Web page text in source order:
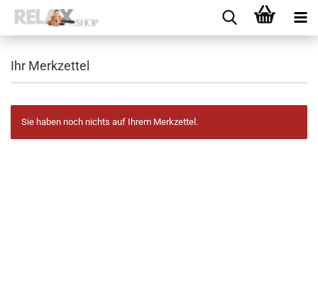
Ihr Merkzettel
Sie haben noch nichts auf Ihrem Merkzettel.